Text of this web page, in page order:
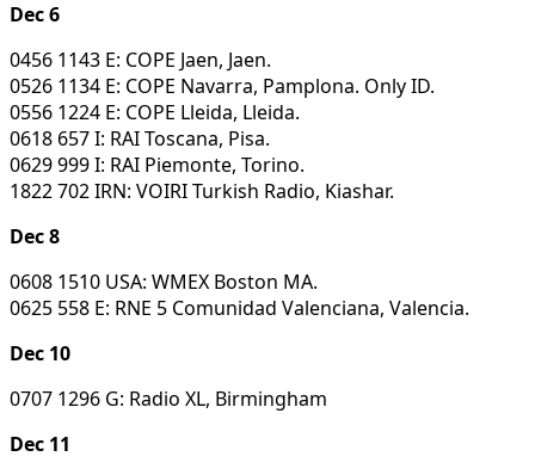
Dec 6
0456 1143 E: COPE Jaen, Jaen.
0526 1134 E: COPE Navarra, Pamplona. Only ID.
0556 1224 E: COPE Lleida, Lleida.
0618 657 I: RAI Toscana, Pisa.
0629 999 I: RAI Piemonte, Torino.
1822 702 IRN: VOIRI Turkish Radio, Kiashar.
Dec 8
0608 1510 USA: WMEX Boston MA.
0625 558 E: RNE 5 Comunidad Valenciana, Valencia.
Dec 10
0707 1296 G: Radio XL, Birmingham
Dec 11